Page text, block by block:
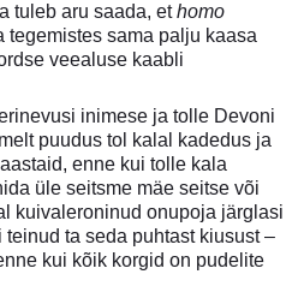
tuleb aru saada, ethomo
tegemistes sama palju kaasa
veealuse kaabli
inimese ja tolle Devoni
puudus tol kalal kadedus ja
enne kui tolle kala
üle seitsme mäe seitse või
kuivaleroninud onupoja järglasi
ta seda puhtast kiusust –
kui kõik korgid on pudelite